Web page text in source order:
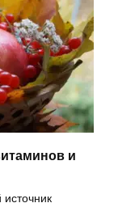
и